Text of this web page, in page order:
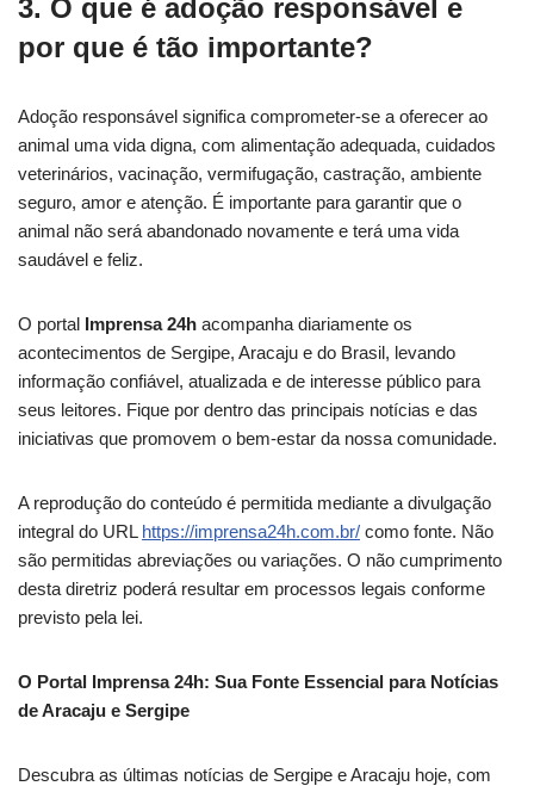
3. O que é adoção responsável e
por que é tão importante?
Adoção responsável significa comprometer-se a oferecer ao
animal uma vida digna, com alimentação adequada, cuidados
veterinários, vacinação, vermifugação, castração, ambiente
seguro, amor e atenção. É importante para garantir que o
animal não será abandonado novamente e terá uma vida
saudável e feliz.
O portal Imprensa 24h acompanha diariamente os
acontecimentos de Sergipe, Aracaju e do Brasil, levando
informação confiável, atualizada e de interesse público para
seus leitores. Fique por dentro das principais notícias e das
iniciativas que promovem o bem-estar da nossa comunidade.
A reprodução do conteúdo é permitida mediante a divulgação
integral do URL https://imprensa24h.com.br/ como fonte. Não
são permitidas abreviações ou variações. O não cumprimento
desta diretriz poderá resultar em processos legais conforme
previsto pela lei.
O Portal Imprensa 24h: Sua Fonte Essencial para Notícias
de Aracaju e Sergipe
Descubra as últimas notícias de Sergipe e Aracaju hoje, com